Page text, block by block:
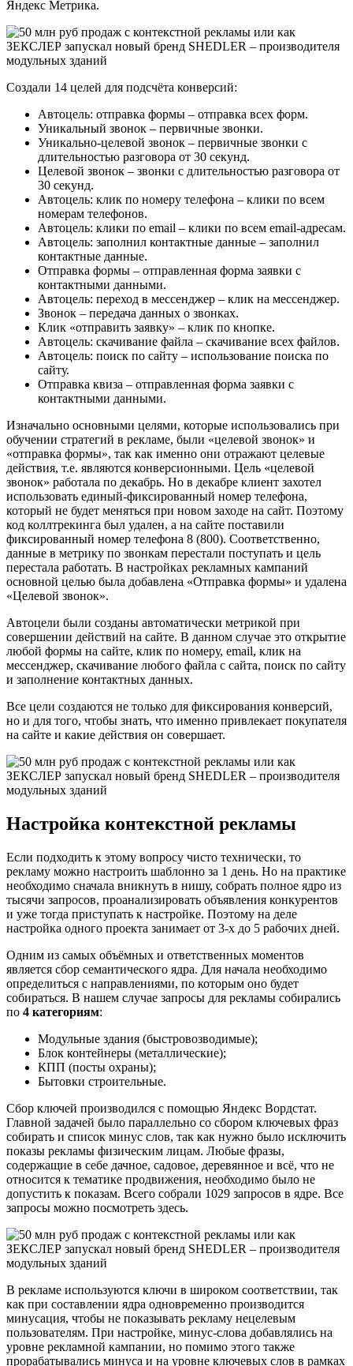
Яндекс Метрика.
Создали 14 целей для подсчёта конверсий:
Автоцель: отправка формы – отправка всех форм.
Уникальный звонок – первичные звонки.
Уникально-целевой звонок – первичные звонки с
длительностью разговора от 30 секунд.
Целевой звонок – звонки с длительностью разговора от
30 секунд.
Автоцель: клик по номеру телефона – клики по всем
номерам телефонов.
Автоцель: клики по email – клики по всем email-адресам.
Автоцель: заполнил контактные данные – заполнил
контактные данные.
Отправка формы – отправленная форма заявки с
контактными данными.
Автоцель: переход в мессенджер – клик на мессенджер.
Звонок – передача данных о звонках.
Клик «отправить заявку» – клик по кнопке.
Автоцель: скачивание файла – скачивание всех файлов.
Автоцель: поиск по сайту – использование поиска по
сайту.
Отправка квиза – отправленная форма заявки с
контактными данными.
Изначально основными целями, которые использовались при
обучении стратегий в рекламе, были «целевой звонок» и
«отправка формы», так как именно они отражают целевые
действия, т.е. являются конверсионными. Цель «целевой
звонок» работала по декабрь. Но в декабре клиент захотел
использовать единый-фиксированный номер телефона,
который не будет меняться при новом заходе на сайт. Поэтому
код коллтрекинга был удален, а на сайте поставили
фиксированный номер телефона 8 (800). Соответственно,
данные в метрику по звонкам перестали поступать и цель
перестала работать. В настройках рекламных кампаний
основной целью была добавлена «Отправка формы» и удалена
«Целевой звонок».
Автоцели были созданы автоматически метрикой при
совершении действий на сайте. В данном случае это открытие
любой формы на сайте, клик по номеру, email, клик на
мессенджер, скачивание любого файла с сайта, поиск по сайту
и заполнение контактных данных.
Все цели создаются не только для фиксирования конверсий,
но и для того, чтобы знать, что именно привлекает покупателя
на сайте и какие действия он совершает.
Настройка контекстной рекламы
Если подходить к этому вопросу чисто технически, то
рекламу можно настроить шаблонно за 1 день. Но на практике
необходимо сначала вникнуть в нишу, собрать полное ядро из
тысячи запросов, проанализировать объявления конкурентов
и уже тогда приступать к настройке. Поэтому на деле
настройка одного проекта занимает от 3-х до 5 рабочих дней.
Одним из самых объёмных и ответственных моментов
является сбор семантического ядра. Для начала необходимо
определиться с направлениями, по которым оно будет
собираться. В нашем случае запросы для рекламы собирались
по 4 категориям:
Модульные здания (быстровозводимые);
Блок контейнеры (металлические);
КПП (посты охраны);
Бытовки строительные.
Сбор ключей производился с помощью Яндекс Вордстат.
Главной задачей было параллельно со сбором ключевых фраз
собирать и список минус слов, так как нужно было исключить
показы рекламы физическим лицам. Любые фразы,
содержащие в себе дачное, садовое, деревянное и всё, что не
относится к тематике продвижения, необходимо было не
допустить к показам. Всего собрали 1029 запросов в ядре. Все
запросы можно посмотреть здесь.
В рекламе используются ключи в широком соответствии, так
как при составлении ядра одновременно производится
минусация, чтобы не показывать рекламу нецелевым
пользователям. При настройке, минус-слова добавлялись на
уровне рекламной кампании, но помимо этого также
прорабатывались минуса и на уровне ключевых слов в рамках